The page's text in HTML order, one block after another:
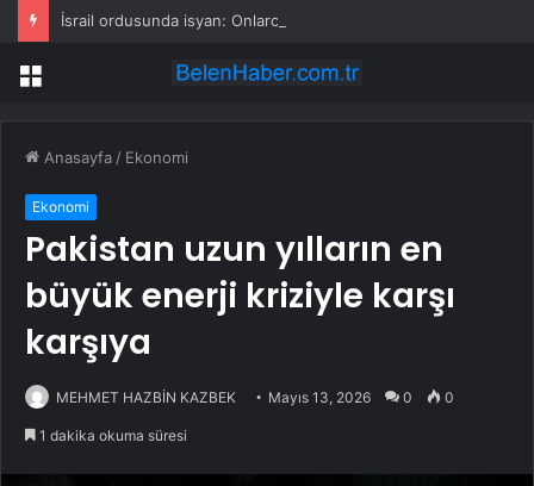
Menü
Anasayfa / Ekonomi
Ekonomi
Pakistan uzun yılların en
büyük enerji kriziyle karşı
karşıya
MEHMET HAZBİN KAZBEK Mayıs 13, 2026 0 0
1 dakika okuma süresi